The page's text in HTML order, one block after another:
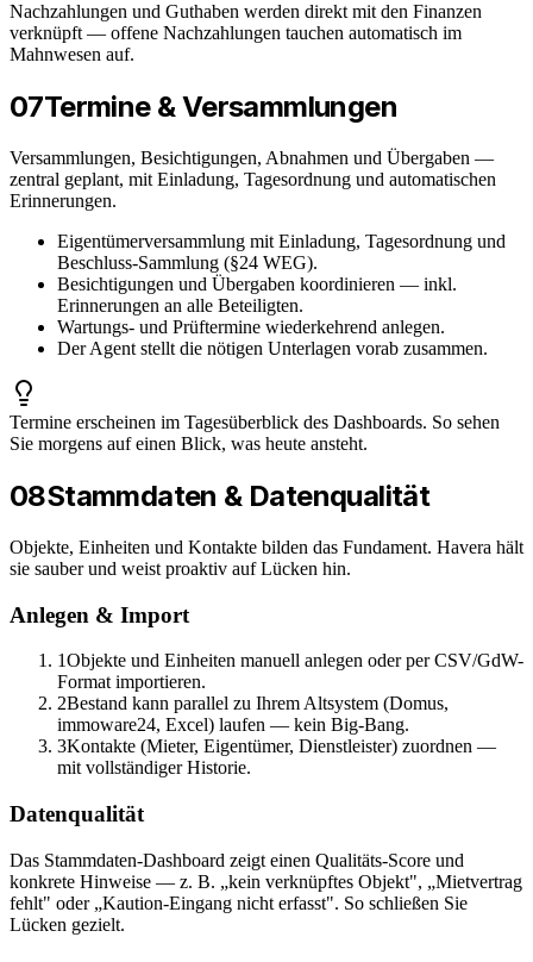
Nachzahlungen und Guthaben werden direkt mit den Finanzen
verknüpft — offene Nachzahlungen tauchen automatisch im
Mahnwesen auf.
07Termine & Versammlungen
Versammlungen, Besichtigungen, Abnahmen und Übergaben —
zentral geplant, mit Einladung, Tagesordnung und automatischen
Erinnerungen.
Eigentümerversammlung mit Einladung, Tagesordnung und
Beschluss-Sammlung (§24 WEG).
Besichtigungen und Übergaben koordinieren — inkl.
Erinnerungen an alle Beteiligten.
Wartungs- und Prüftermine wiederkehrend anlegen.
Der Agent stellt die nötigen Unterlagen vorab zusammen.
Termine erscheinen im Tagesüberblick des Dashboards. So sehen
Sie morgens auf einen Blick, was heute ansteht.
08Stammdaten & Datenqualität
Objekte, Einheiten und Kontakte bilden das Fundament. Havera hält
sie sauber und weist proaktiv auf Lücken hin.
Anlegen & Import
1Objekte und Einheiten manuell anlegen oder per CSV/GdW-
Format importieren.
2Bestand kann parallel zu Ihrem Altsystem (Domus,
immoware24, Excel) laufen — kein Big-Bang.
3Kontakte (Mieter, Eigentümer, Dienstleister) zuordnen —
mit vollständiger Historie.
Datenqualität
Das Stammdaten-Dashboard zeigt einen Qualitäts-Score und
konkrete Hinweise — z. B. „kein verknüpftes Objekt", „Mietvertrag
fehlt" oder „Kaution-Eingang nicht erfasst". So schließen Sie
Lücken gezielt.